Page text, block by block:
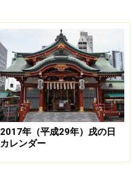
園ＯＫ」をこう考えてい
対するママ達の気
2017年（平成29年）戌の日
カレンダー